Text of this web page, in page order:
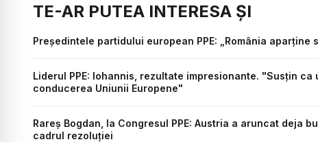
TE-AR PUTEA INTERESA ȘI
Președintele partidului european PPE: „România aparţine
Liderul PPE: Iohannis, rezultate impresionante. "Susțin
conducerea Uniunii Europene"
Rareș Bogdan, la Congresul PPE: Austria a aruncat deja
cadrul rezoluției